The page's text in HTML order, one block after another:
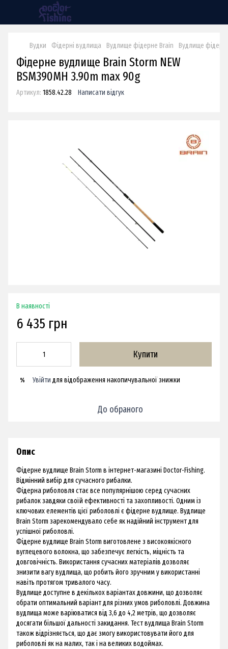
Вудки Фідерні вудлища Вудлище фідерне Brain Вудлище
Фідерне вудлище Brain Storm NEW
BSM390MH 3.90m max 90g
Артикул: 1858.42.28 Написати відгук
В наявності
6 435 грн
Купити
% Увійти для відображення накопичувальної знижки
До обраного
Опис
Фідерне вудлище Brain Storm в інтернет-магазині Doctor-Fishing.
Відмінний вибір для сучасного рибалки.
Фідерна риболовля стає все популярнішою серед сучасних
рибалок завдяки своїй ефективності та захопливості. Одним із
ключових елементів цієї риболовлі є фідерне вудлище. Вудлище
Brain Storm зарекомендувало себе як надійний інструмент для
успішної риболовлі.
Фідерне вудлище Brain Storm виготовлене з високоякісного
вуглецевого волокна, що забезпечує легкість, міцність та
довговічність. Використання сучасних матеріалів дозволяє
знизити вагу вудлища, що робить його зручним у використанні
навіть протягом тривалого часу.
Вудлище доступне в декількох варіантах довжини, що дозволяє
обрати оптимальний варіант для різних умов риболовлі. Довжина
вудлища може варіюватися від 3,6 до 4,2 метрів, що дозволяє
досягати більшої дальності закидання. Тест вудлища Brain Storm
також відрізняється, що дає змогу використовувати його для
риболовлі як на малих, так і на великих водоймах.